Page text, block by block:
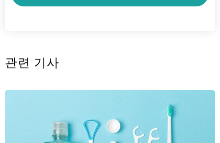
관련 기사